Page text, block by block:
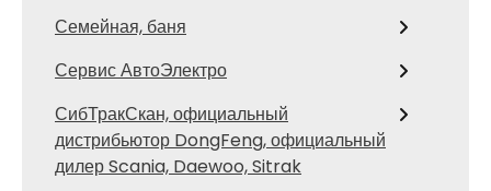
Семейная, баня
Сервис АвтоЭлектро
СибТракСкан, официальный
дистрибьютор DongFeng, официальный
дилер Scania, Daewoo, Sitrak